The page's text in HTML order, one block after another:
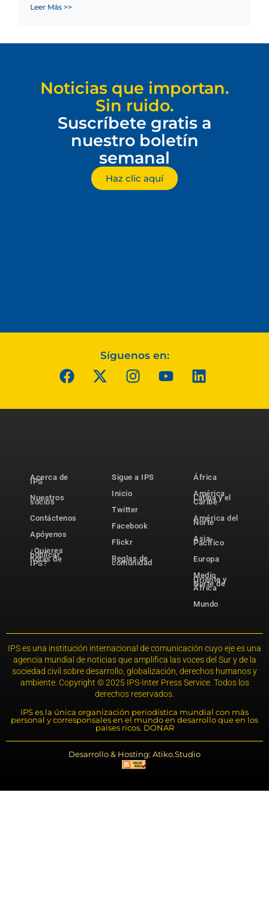
Leer Más >>
Noticias que importan.
Sin ruido.
Suscríbete gratis a
nuestro boletín
semanal
Haz clic aquí
Síguenos en:
Acerca de
IPS
Nuestros
socios
Contáctenos
Apóyenos
¿Quieres
publicar
notas de
IPS?
Sigue a IPS
Inicio
Twitter
Facebook
Flickr
Reglas de
comunidad
África
América
Latina y el
Caribe
América del
Norte
Asia-
Pacífico
Europa
Medio
Oriente y
Norte de
África
Mundo
IPS es una institución internacional de comunicación cuyo eje es una
agencia mundial de noticias que amplifica las voces del Sur y de la
sociedad civil sobre desarrollo, globalización, derechos humanos y
ambiente. Copyright © 2025 IPS-Inter Press Service. Todos los
derechos reservados.
IPS es la única organización periodística mundial con más
personal y corresponsales en el mundo en desarrollo que en los
países ricos. DONAR
Desarrollo & Hosting: Atiko.Studio